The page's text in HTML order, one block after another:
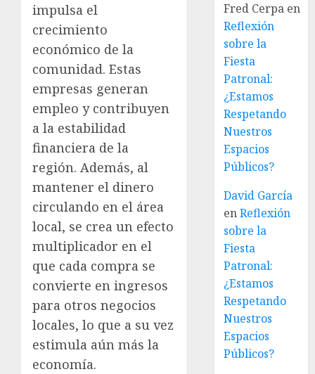
impulsa el
crecimiento
económico de la
comunidad. Estas
empresas generan
empleo y contribuyen
a la estabilidad
financiera de la
región. Además, al
mantener el dinero
circulando en el área
local, se crea un efecto
multiplicador en el
que cada compra se
convierte en ingresos
para otros negocios
locales, lo que a su vez
estimula aún más la
economía.
Fred Cerpa en
Reflexión
sobre la
Fiesta
Patronal:
¿Estamos
Respetando
Nuestros
Espacios
Públicos?
David García
enReflexión
sobre la
Fiesta
Patronal:
¿Estamos
Respetando
Nuestros
Espacios
Públicos?